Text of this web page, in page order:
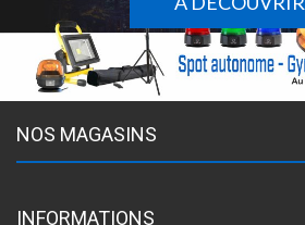
NOS MAGASINS
INFORMATIONS